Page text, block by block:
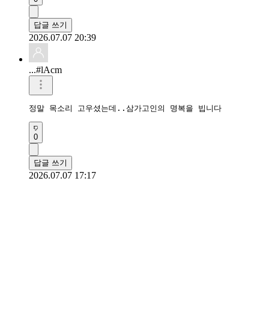
...#lAcm
정말 목소리 고우셨는데..삼가고인의 명복을 빕니다
답글 쓰기
2026.07.07 17:17